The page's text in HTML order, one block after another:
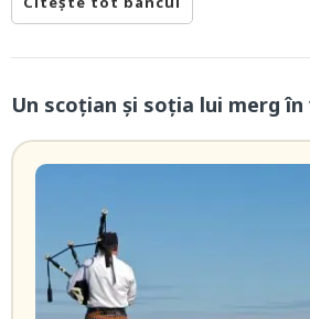
Un scoţian şi soţia lui merg